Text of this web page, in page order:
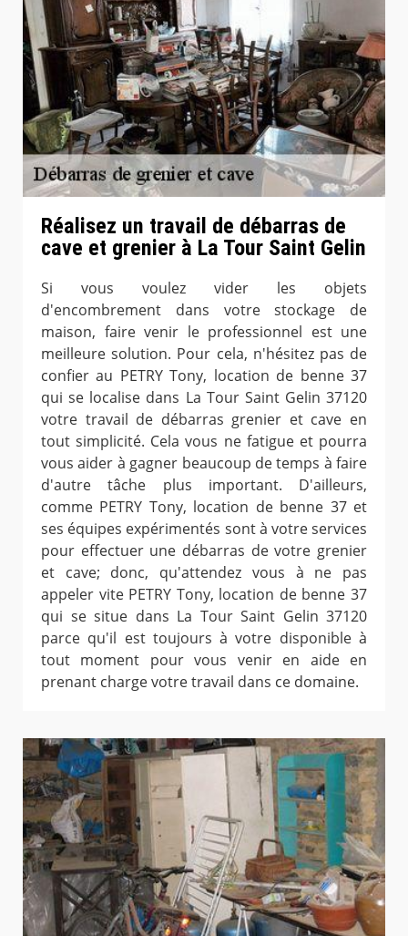
Réalisez un travail de débarras de
cave et grenier à La Tour Saint Gelin
Si vous voulez vider les objets
d'encombrement dans votre stockage de
maison, faire venir le professionnel est une
meilleure solution. Pour cela, n'hésitez pas de
confier au PETRY Tony, location de benne 37
qui se localise dans La Tour Saint Gelin 37120
votre travail de débarras grenier et cave en
tout simplicité. Cela vous ne fatigue et pourra
vous aider à gagner beaucoup de temps à faire
d'autre tâche plus important. D'ailleurs,
comme PETRY Tony, location de benne 37 et
ses équipes expérimentés sont à votre services
pour effectuer une débarras de votre grenier
et cave; donc, qu'attendez vous à ne pas
appeler vite PETRY Tony, location de benne 37
qui se situe dans La Tour Saint Gelin 37120
parce qu'il est toujours à votre disponible à
tout moment pour vous venir en aide en
prenant charge votre travail dans ce domaine.